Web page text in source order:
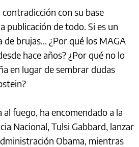
con su base
publicación de todo. Si es un
de brujas... ¿Por qué los MAGA
hace años? ¿Por qué no lo
en lugar de sembrar dudas
al fuego, ha encomendado a la
Nacional, Tulsi Gabbard, lanzar
Obama, mientras